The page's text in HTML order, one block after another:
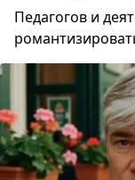
Педагогов и